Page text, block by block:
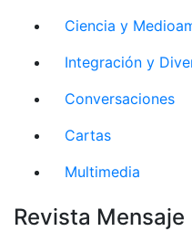
Ciencia y
Integración y
Conversaciones
Cartas
Multimedia
Revista Mensaje